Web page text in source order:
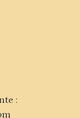
: